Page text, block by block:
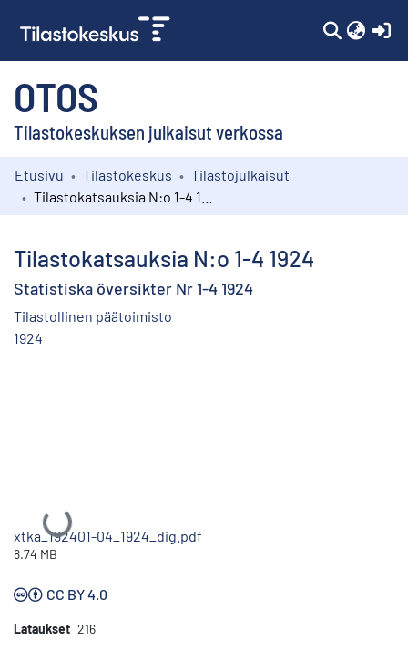
OTOS
Tilastokeskuksen julkaisut verkossa
Kokoelmat
Etusivu Tilastokeskus
Tilastojulkaisut
Tilastokatsauksia N:o 1-4 1924
Statistiska översikter Nr 1-4 1924
Tilastollinen päätoimisto
1924
Ladataan...
xtka_192401-04_1924_dig.pdf
8.74 MB
CC BY 4.0
Lataukset 216